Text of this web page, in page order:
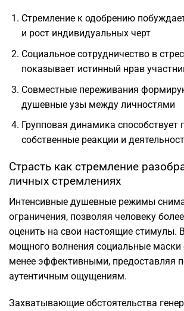
Стремление к одобрению
и рост индивидуальных черт
Социальное сотрудничество в
показывает истинный нрав
Совместные переживания
душевные узы между личностями
Групповая динамика способствует
собственные реакции и
Страсть как стремление
личных стремлениях
Интенсивные душевные режимы
ограничения, позволяя человеку
оценить на свои настоящие стимулы.
мощного волнения социальные
менее эффективными, предоставляя
аутентичным ощущениям.
Захватывающие обстоятельства